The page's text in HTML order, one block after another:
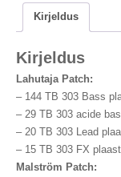
c
b
o
o
k
tt
er
Kirjeldus
Kirjeldus
Lahutaja Patch:
–144 TB 303 Bass
–29 TB 303 acide
–20 TB 303 Lead
–15 TB 303 FX
Malström Patch: